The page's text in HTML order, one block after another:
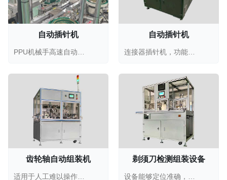
自动插针机 自动插针机
连接器插针机，功能特性，一次性可批量放置PIN针和端...
齿轮轴自动组装机
适用于人工难以操作的小配件组装设备，通用配件齿...
剃须刀检测组装设备
设备能够定位准确，集组装和检测一体的自动化生产...